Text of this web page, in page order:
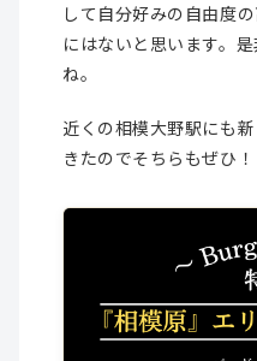
して自分好みの自由度
にはないと思います。
ね。
近くの相模大野駅にも
きたのでそちらもぜひ！